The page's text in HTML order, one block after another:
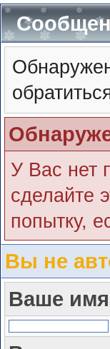
У Вас нет
сделайте
попытку,
Вы не
Ваше имя